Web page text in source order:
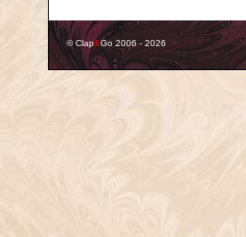
© Clap&Go 2006 - 2026